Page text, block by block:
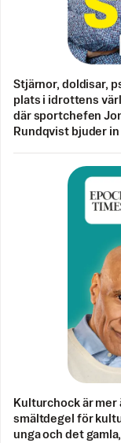
Stjärnor, doldisar,
plats i idrottens
där sportchefen
Rundqvist bjuder
Kulturchock är mer
smältdegel för
unga och det